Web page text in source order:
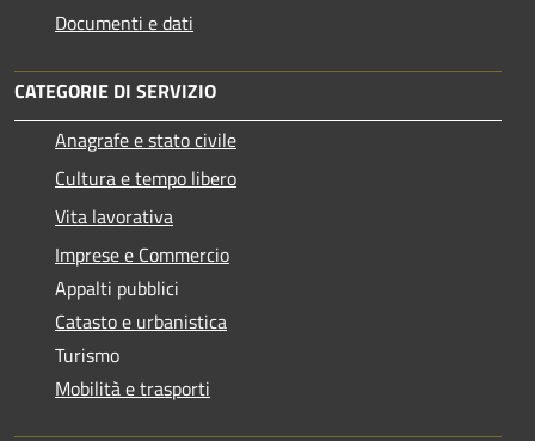
Documenti e dati
CATEGORIE DI SERVIZIO
Anagrafe e stato civile
Cultura e tempo libero
Vita lavorativa
Imprese e Commercio
Appalti pubblici
Catasto e urbanistica
Turismo
Mobilità e trasporti